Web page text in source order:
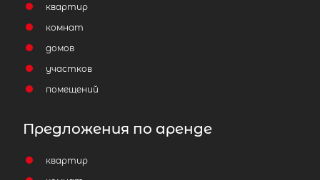
квартир
комнат
домов
участков
помещений
Предложения по аренде
квартир